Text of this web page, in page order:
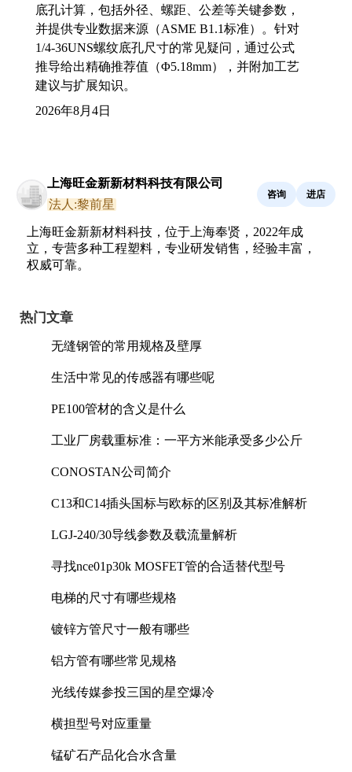
底孔计算，包括外径、螺距、公差等关键参数，
并提供专业数据来源（ASME B1.1标准）。针对
1/4-36UNS螺纹底孔尺寸的常见疑问，通过公式
推导给出精确推荐值（Φ5.18mm），并附加工艺
建议与扩展知识。
2026年8月4日
上海旺金新新材料科技有限公司
法人:黎前星
咨询 进店
上海旺金新新材料科技，位于上海奉贤，2022年成
立，专营多种工程塑料，专业研发销售，经验丰富，
权威可靠。
热门文章
无缝钢管的常用规格及壁厚
生活中常见的传感器有哪些呢
PE100管材的含义是什么
工业厂房载重标准：一平方米能承受多少公斤
CONOSTAN公司简介
C13和C14插头国标与欧标的区别及其标准解析
LGJ-240/30导线参数及载流量解析
寻找nce01p30k MOSFET管的合适替代型号
电梯的尺寸有哪些规格
镀锌方管尺寸一般有哪些
铝方管有哪些常见规格
光线传媒参投三国的星空爆冷
横担型号对应重量
锰矿石产品化合水含量